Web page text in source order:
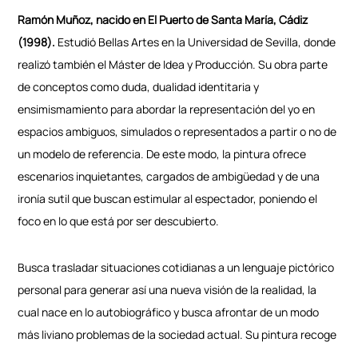
Ramón Muñoz, nacido en El Puerto de Santa María, Cádiz
(1998). Estudió Bellas Artes en la Universidad de Sevilla, donde
realizó también el Máster de Idea y Producción. Su obra parte
de conceptos como duda, dualidad identitaria y
ensimismamiento para abordar la representación del yo en
espacios ambiguos, simulados o representados a partir o no de
un modelo de referencia. De este modo, la pintura ofrece
escenarios inquietantes, cargados de ambigüedad y de una
ironía sutil que buscan estimular al espectador, poniendo el
foco en lo que está por ser descubierto.
Busca trasladar situaciones cotidianas a un lenguaje pictórico
personal para generar así una nueva visión de la realidad, la
cual nace en lo autobiográfico y busca afrontar de un modo
más liviano problemas de la sociedad actual. Su pintura recoge